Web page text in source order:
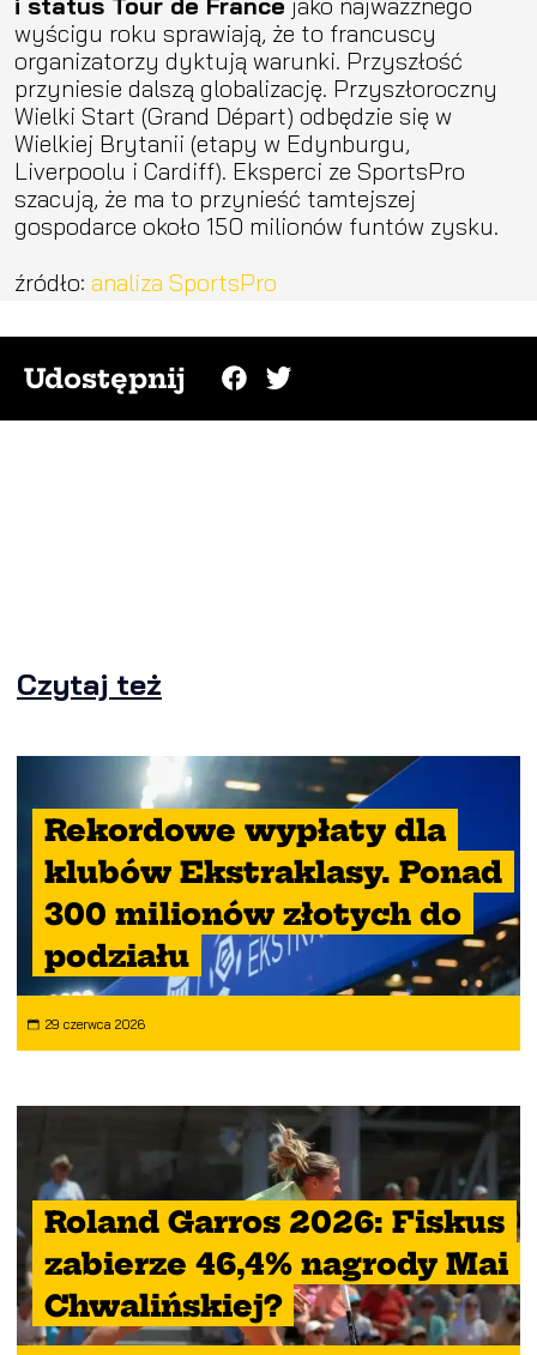
wyścigu roku sprawiają, że to francuscy
organizatorzy dyktują warunki. Przyszłość
przyniesie dalszą globalizację. Przyszłoroczny
Wielki Start (Grand Départ) odbędzie się w
Wielkiej Brytanii (etapy w Edynburgu,
Liverpoolu i Cardiff). Eksperci ze SportsPro
szacują, że ma to przynieść tamtejszej
gospodarce około 150 milionów funtów zysku.
źródło: analiza SportsPro
Udostępnij
Czytaj też
Rekordowe wypłaty dla
klubów Ekstraklasy. Ponad
300 milionów złotych do
podziału
29 czerwca 2026
Roland Garros 2026: Fiskus
zabierze 46,4% nagrody Mai
Chwalińskiej?